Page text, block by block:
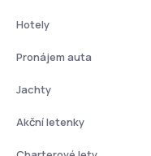
Hotely
Pronájem auta
Jachty
Akční letenky